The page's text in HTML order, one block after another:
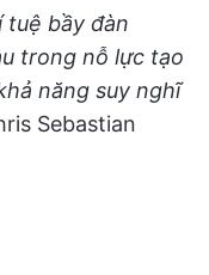
tuệ bầy đàn
trong nỗ lực tạo
năng suy nghĩ
Sebastian